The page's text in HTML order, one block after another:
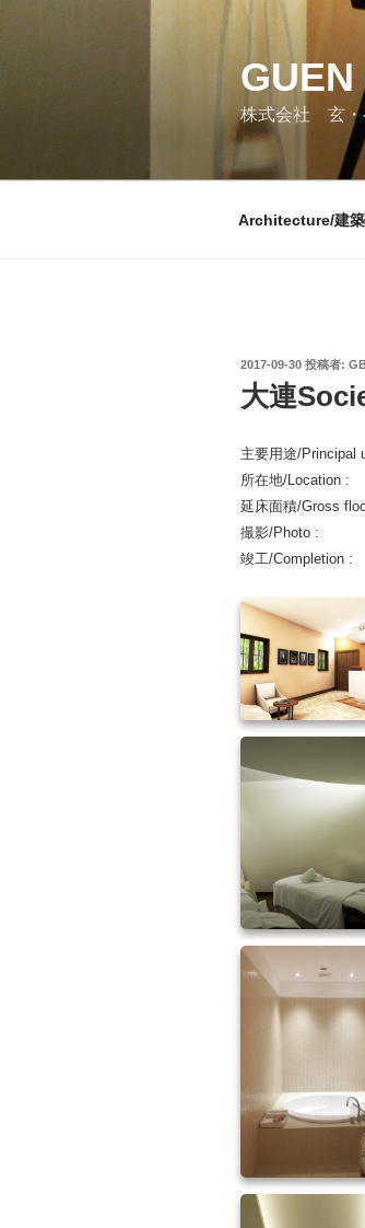
株式会社 玄・
Architecture/建築
投
日:
2017-09-30 投稿者:
大連
主要用途/
所在地/
延床面積/Gross
撮影/Photo
竣工/